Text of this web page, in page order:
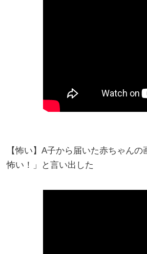
【怖い】A子から届いた赤ちゃん
怖い！」と言い出した